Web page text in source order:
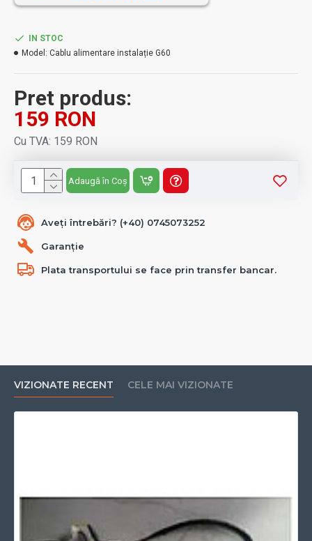
Aveți întrebări? (+40) 0745073252
Garanție
Plata transportului se face prin transfer bancar.
Pret produs:
159 RON
Cu TVA: 159 RON
IN STOC
Model: Cablu alimentare instalație G60
Adaugă în Coș
VIZIONATE RECENT CELE MAI VIZIONATE